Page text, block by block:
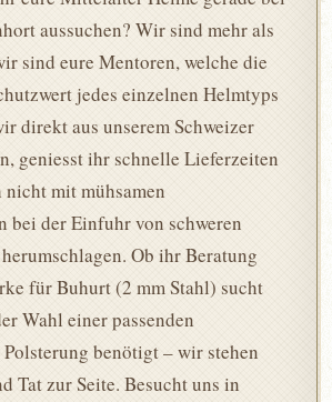
aussuchen? Wir sind mehr als
sind eure Mentoren, welche die
jedes einzelnen Helmtyps
direkt aus unserem Schweizer
geniesst ihr schnelle Lieferzeiten
nicht mit mühsamen
bei der Einfuhr von schweren
Ob ihr Beratung
für Buhurt (2 mm Stahl) sucht
Wahl einer passenden
benötigt – wir stehen
Tat zur Seite. Besucht uns in